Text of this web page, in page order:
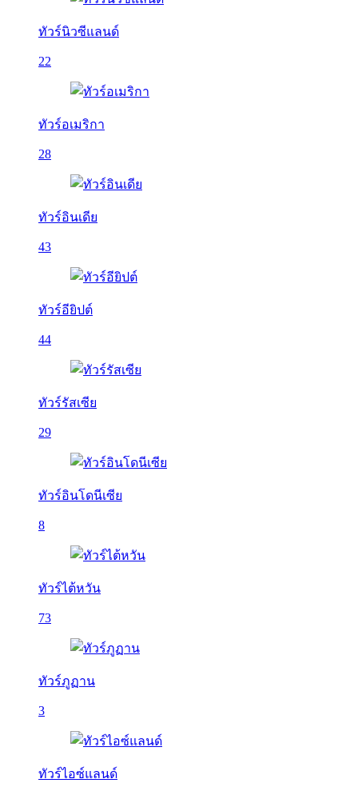
ทัวร์นิวซีแลนด์
22
ทัวร์อเมริกา
28
ทัวร์อินเดีย
43
ทัวร์อียิปต์
44
ทัวร์รัสเซีย
29
ทัวร์อินโดนีเซีย
8
ทัวร์ไต้หวัน
73
ทัวร์ภูฏาน
3
ทัวร์ไอซ์แลนด์